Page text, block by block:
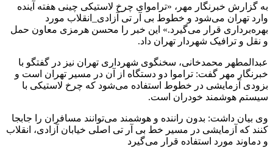
به گزارش خبرنگار مهر، «تراموای چرخ لاستیکی چینی هفته آینده
وارد تهران می‌شود و خطوط بی آر تی آزادی_انقلاب مورد
بهره‌برداری قرار می‌گیرد.» این خبر را محسن هرمزی معاون حمل
و نقل و ترافیک شهردار تهران داد.
عبدالمطهر محمدخانی، سخنگوی شهرداری تهران نیز در گفتگو با
خبرنگار مهر گفت: تراموا دو دستگاه از آن در مسیر تهران است و
بزودی آزمایشی در خطوط استفاده می‌شود که چرخ لاستیکی با
سیستم هوشمند خودران است.
وی بیان داشت: بدون راننده و هوشمند می‌توانند مسافران را جابجا
کنند که آزمایشی در مسیر خط بی آر تی اصلی خیابان آزادی، انقلاب
و دماوند مورد استفاده قرار می‌گیرد